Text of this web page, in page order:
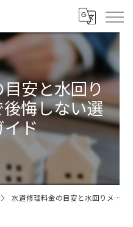
安と水回り
悔しない選
ド
水道修理料金の目安と水回りメンテナンスで後悔しない選び方ガイド